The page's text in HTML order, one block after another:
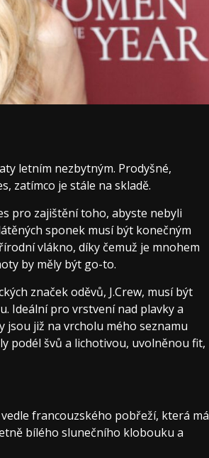
letním nezbytným. Prodyšné,
zatímco je stále na skladě.
pro zajištění toho, abyste nebyli
sponek musí být konečným
vlákno, díky čemuž je mnohem
by měly být go-to.
značek oděvů, J.Crew, musí být
Ideální pro vrstvení nad plavky a
již na vrcholu mého seznamu
podél švů a lichotivou, uvolněnou fit,
francouzského pobřeží, která má
bílého slunečního klobouku a